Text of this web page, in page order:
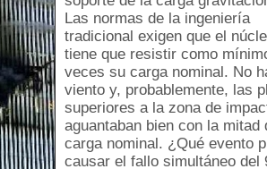
Las normas de la ingeniería
tradicional exigen que el
tiene que resistir como
veces su carga nominal. No
viento y, probablemente, las
superiores a la zona de
aguantaban bien con la mitad
carga nominal. ¿Qué evento
causar el fallo simultáneo del